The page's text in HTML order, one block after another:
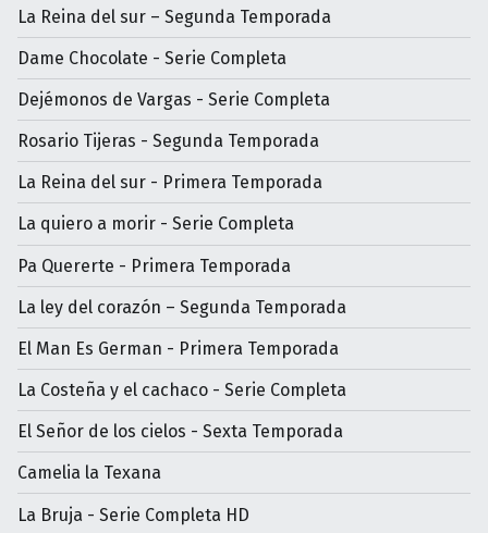
La Reina del sur – Segunda Temporada
Dame Chocolate - Serie Completa
Dejémonos de Vargas - Serie Completa
Rosario Tijeras - Segunda Temporada
La Reina del sur - Primera Temporada
La quiero a morir - Serie Completa
Pa Quererte - Primera Temporada
La ley del corazón – Segunda Temporada
El Man Es German - Primera Temporada
La Costeña y el cachaco - Serie Completa
El Señor de los cielos - Sexta Temporada
Camelia la Texana
La Bruja - Serie Completa HD